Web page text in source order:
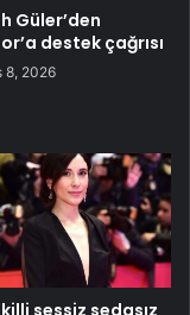
Güler’den
destek çağrısı
8, 2026
sessiz sedasız